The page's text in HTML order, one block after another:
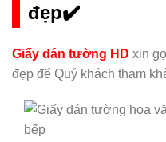
đẹp✔️
Giấy dán tường HD xin
đẹp để Quý khách tham